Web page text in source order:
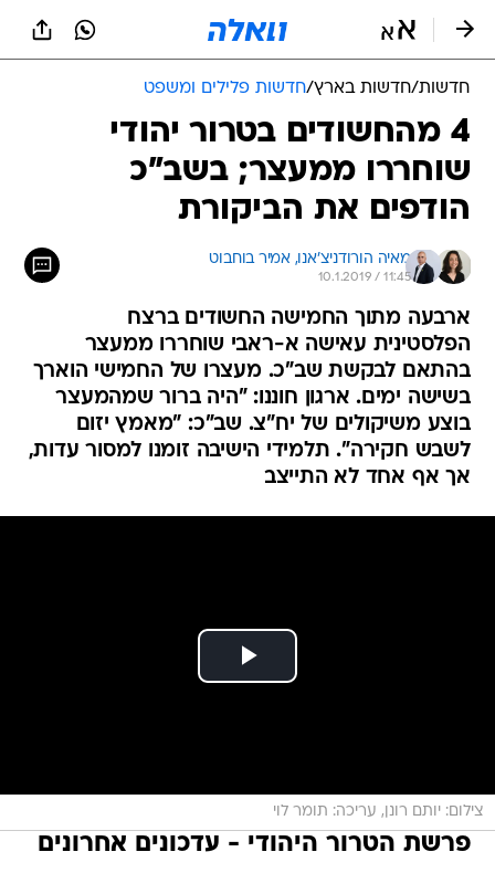
חדשות/חדשות בארץ/חדשות פלילים ומשפט
4 מהחשודים בטרור יהודי
שוחררו ממעצר; בשב"כ
הודפים את הביקורת
מאיה הורודניצ'אנו, אמיר בוחבוט
10.1.2019 / 11:45
ארבעה מתוך החמישה החשודים ברצח
הפלסטינית עאישה א-ראבי שוחררו ממעצר
בהתאם לבקשת שב"כ. מעצרו של החמישי הוארך
בשישה ימים. ארגון חוננו: "היה ברור שמהמעצר
בוצע משיקולים של יח"צ. שב"כ: "מאמץ יזום
לשבש חקירה". תלמידי הישיבה זומנו למסור עדות,
אך אף אחד לא התייצב
צילום: יותם רונן, עריכה: תומר לוי
פרשת הטרור היהודי - עדכונים אחרונים